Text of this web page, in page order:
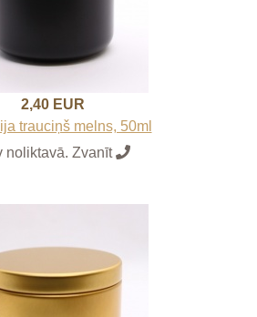
2,40 EUR
trauciņš melns, 50ml
noliktavā. Zvanīt